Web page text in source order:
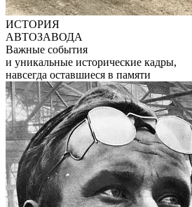
ИСТОРИЯ
АВТОЗАВОДА
Важные события
и уникальные исторические кадры,
навсегда оставшиеся в памяти